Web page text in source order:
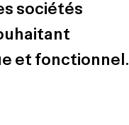
sociétés
et fonctionnel.